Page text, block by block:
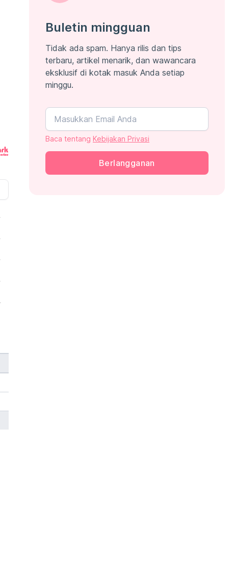
Buletin mingguan
Tidak ada spam. Hanya rilis dan tips
terbaru, artikel menarik, dan wawancara
eksklusif di kotak masuk Anda setiap
minggu.
Baca tentang Kebijakan Privasi
Berlangganan